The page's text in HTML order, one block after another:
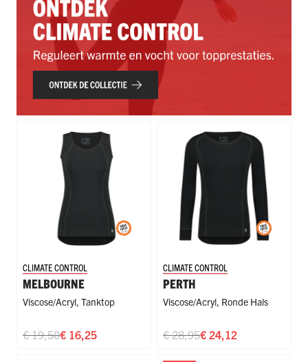
CLIMATE CONTROL
MELBOURNE
Viscose/acryl, Tanktop
€ 16,25
€ 19,50
CLIMATE CONTROL
PERTH
Viscose/acryl, Ronde Hals
€ 24,12
€ 28,95